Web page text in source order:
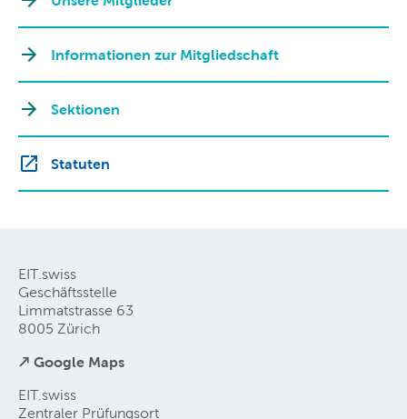
Informationen zur Mitgliedschaft
Sektionen
Statuten
EIT.swiss
Geschäftsstelle
Limmatstrasse 63
8005 Zürich
↗ Google Maps
EIT.swiss
Zentraler Prüfungsort